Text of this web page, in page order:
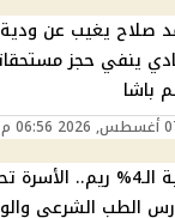
صلاح يغيب عن ودية
ينفي حجز
باشا
طالبة الـ4% ريم..
الطب الشرعي